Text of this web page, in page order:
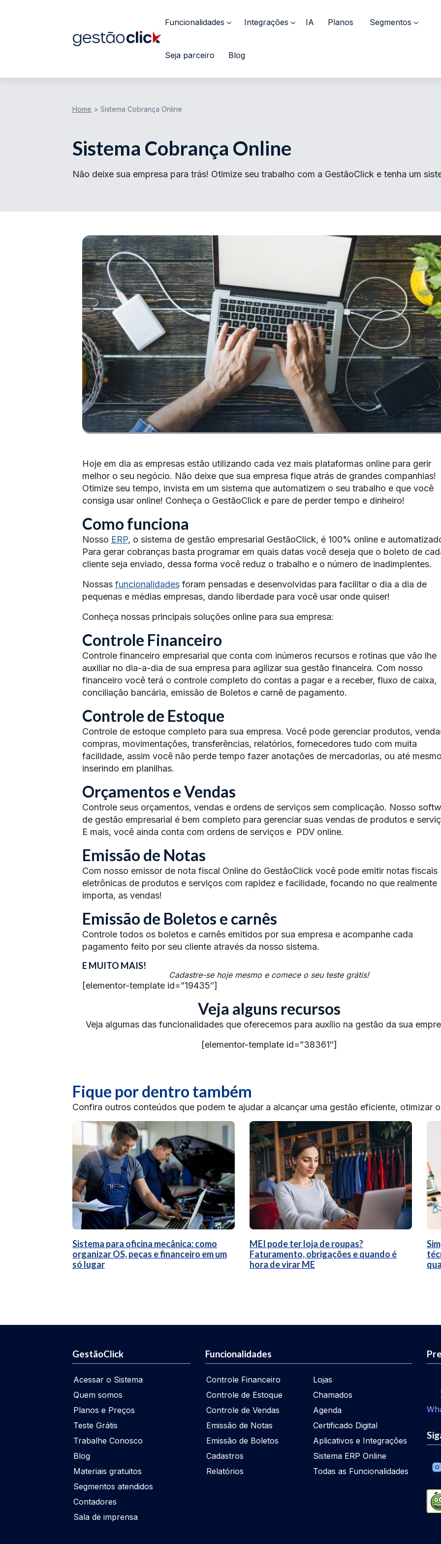
Funcionalidades Integrações IA Planos Segmentos
Seja parceiro Blog
Home > Sistema Cobrança Online
Sistema Cobrança Online
Não deixe sua empresa para trás! Otimize seu trabalho com a GestãoClick e tenha um
Hoje em dia as empresas estão utilizando cada vez mais plataformas online para gerir
melhor o seu negócio. Não deixe que sua empresa fique atrás de grandes companhias!
Otimize seu tempo, invista em um sistema que automatizem o seu trabalho e que você
consiga usar online! Conheça o GestãoClick e pare de perder tempo e dinheiro!
Como funciona
Nosso ERP, o sistema de gestão empresarial GestãoClick, é 100% online e
Para gerar cobranças basta programar em quais datas você deseja que o boleto de
cliente seja enviado, dessa forma você reduz o trabalho e o número de inadimplentes.
Nossas funcionalidadesforam pensadas e desenvolvidas para facilitar o dia a dia de
pequenas e médias empresas, dando liberdade para você usar onde quiser!
Conheça nossas principais soluções online para sua empresa:
Controle Financeiro
Controle financeiro empresarial que conta com inúmeros recursos e rotinas que vão lhe
auxiliar no dia-a-dia de sua empresa para agilizar sua gestão financeira. Com nosso
financeiro você terá o controle completo do contas a pagar e a receber, fluxo de caixa,
conciliação bancária, emissão de Boletos e carnê de pagamento.
Controle de Estoque
Controle de estoque completo para sua empresa. Você pode gerenciar produtos,
compras, movimentações, transferências, relatórios, fornecedores tudo com muita
facilidade, assim você não perde tempo fazer anotações de mercadorias, ou até
inserindo em planilhas.
Orçamentos e Vendas
Controle seus orçamentos, vendas e ordens de serviços sem complicação. Nosso
de gestão empresarial é bem completo para gerenciar suas vendas de produtos e
E mais, você ainda conta com ordens de serviços e PDV online.
Emissão de Notas
Com nosso emissor de nota fiscal Online do GestãoClick você pode emitir notas fiscais
eletrônicas de produtos e serviços com rapidez e facilidade, focando no que realmente
importa, as vendas!
Emissão de Boletos e carnês
Controle todos os boletos e carnês emitidos por sua empresa e acompanhe cada
pagamento feito por seu cliente através da nosso sistema.
E MUITO MAIS!
Cadastre-se hoje mesmo e comece o seu teste grátis!
[elementor-template id=”19435″]
Veja alguns recursos
Veja algumas das funcionalidades que oferecemos para auxílio na gestão da sua
[elementor-template id=”38361″]
Fique por dentro também
Confira outros conteúdos que podem te ajudar a alcançar uma gestão eficiente, otimizar
Sistema para oficina mecânica: como
organizar OS, peças e financeiro em um
só lugar
MEI pode ter loja de roupas?
Faturamento, obrigações e quando é
hora de virar ME
GestãoClick
Acessar o Sistema
Quem somos
Planos e Preços
Teste Grátis
Trabalhe Conosco
Blog
Materiais gratuitos
Segmentos atendidos
Contadores
Sala de imprensa
Funcionalidades
Controle Financeiro
Controle de Estoque
Controle de Vendas
Emissão de Notas
Emissão de Boletos
Cadastros
Relatórios
Lojas
Chamados
Agenda
Certificado Digital
Aplicativos e Integrações
Sistema ERP Online
Todas as Funcionalidades